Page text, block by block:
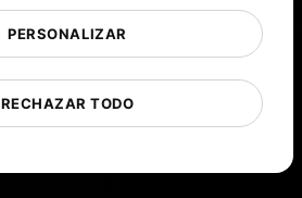
Protección de datos |
RECHAZAR TODO
PERSONALIZAR